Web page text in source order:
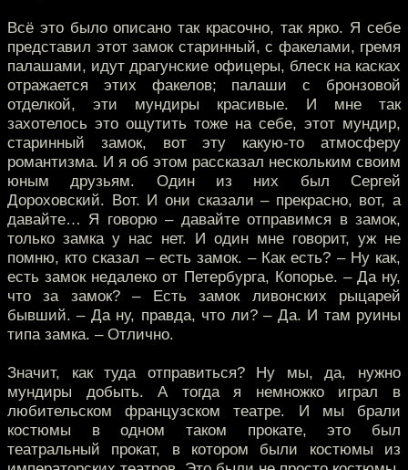
Всё это было описано так красочно, так ярко. Я себе
представил этот замок старинный, с факелами, гремя
палашами, идут драгунские офицеры, блеск на касках
отражается этих факелов; палаши с бронзовой
отделкой, эти мундиры красивые. И мне так
захотелось это ощутить тоже на себе, этот мундир,
старинный замок, вот эту какую-то атмосферу
романтизма. И я об этом рассказал нескольким своим
юным друзьям. Один из них был Сергей
Дороховский. Вот. И они сказали – прекрасно, вот, а
давайте… Я говорю – давайте отправимся в замок,
только замка у нас нет. И один мне говорит, уж не
помню, кто сказал – есть замок. – Как есть? – Ну как,
есть замок недалеко от Петербурга, Копорье. – Да ну,
что за замок? – Есть замок ливонских рыцарей
бывший. – Да ну, правда, что ли? – Да. И там руины
типа замка. – Отлично.
Значит, как туда отправиться? Ну мы, да, нужно
мундиры добыть. А тогда я немножко играл в
любительском французском театре. И мы брали
костюмы в одном таком прокате, это был
театральный прокат, в котором были костюмы из